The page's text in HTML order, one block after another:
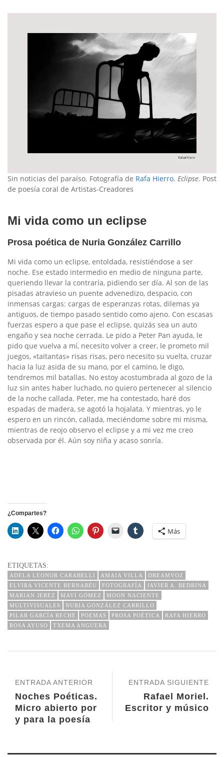
Sin noticias del paraíso. Fotografía de Rafa Hierro. Eclipse. Post
de poesía coral de Artistas-Creadores
Mi vida como un eclipse
Prosa poética de Nuria González Carrillo
Mi vida como un eclipse, entoldada, resistiéndose a ser
noche. Ese estado intermedio en medio de ninguna parte,
queriendo llevar la contraría, pidiendo ser día. Al son de las
pisadas atravieso un puente advenedizo, despacio, con
inmensas cargas: cargas de esperanzas rotas, dilemas ya
antiguos, de tiempo pasado sentido como ajeno. Con escasas
fuerzas espero a que pase el eclipse, quizás sea un auto
engaño y sea noche cerrada. Le pido a Peter Pan ayuda, le
pido que vuelva a mí, necesito volver a creer, le prometo mil
juegos, «taitantas» risas risas, pero necesito su vuelta, cruzar
hacia la luz asida de su mano, por el camino, le digo,
tendremos mil batallas. No estoy acostumbrada al gozo de la
luz sin antes haber luchado, no quiero pertenecer al silencio
de la noche callada. Peter, me ha contestado, haré dos
espadas de madera, se agotó la hojalata. Y mientras, yo le
espero en un rincón, callada, meciéndome sobre mi misma,
mientras de reojo observo el eclipse y a mi vez me creo
observada por él. Aún soy niña y acaso sonría.
¿Compartes?
Más
ETIQUETAS:
ADELA LEONOR CARABELLI AMAIA VILLA
DREAMVOZ
ELVIRA VICENTE BERNABÉU
FOTOGRAFÍA
JAVIER A. BEDRINA
MARIAN JEREZ
MAVI GÓMEZ
MOON NACIENTE
MULTIVISUALES
NURIA GONZÁLEZ CARRILLO
PILAR GARCÍA RECHE
POEMAS PROSA POÉTICA
RAFA HIERRO
ROSA AYUSO
TXEMA ANGUERA
ENTRADA SIGUIENTE
Rafael Moriel.
Escritor y músico
ENTRADA ANTERIOR
Noches Poéticas.
Micro abierto por
y para la poesía